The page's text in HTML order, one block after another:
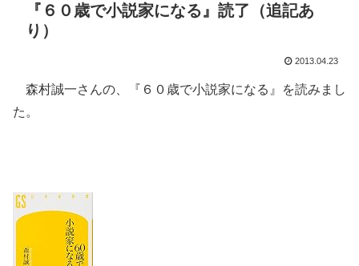
『６０歳で小説家になる』読了（追記あ
り）
2013.04.23
森村誠一さんの、『６０歳で小説家になる』を読みまし
た。